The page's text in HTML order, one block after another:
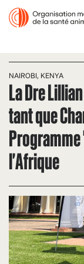
NAIROBI, KENYA
La Dre
tant que
l'Afrique